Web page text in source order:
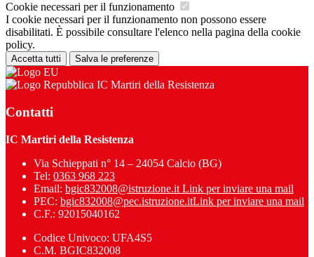
Cookie necessari per il funzionamento
I cookie necessari per il funzionamento non possono essere
disabilitati. È possibile consultare l'elenco nella pagina della cookie
policy.
Accetta tutti Salva le preferenze
IC Martiri della Resistenza
Contatti
IC Martiri della Resistenza
Via Schieppati n° 14 – 24054 Calcio (BG)
Tel: 0363 968 223
Email: bgic832008@istruzione.it Link per inviare una mail
PEC: bgic832008@pec.istruzione.itLink per inviare una mail
C.F.: 92015040162
Codice Univoco: UFA4S5
C.M. BGIC832008